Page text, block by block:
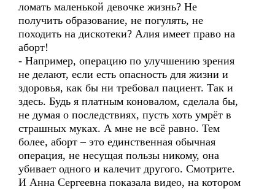
ломать маленькой девочке жизнь? Не
получить образование, не погулять, не
походить на дискотеки? Алия имеет право на
аборт!
- Например, операцию по улучшению зрения
не делают, если есть опасность для жизни и
здоровья, как бы ни требовал пациент. Так и
здесь. Будь я платным коновалом, сделала бы,
не думая о последствиях, пусть хоть умрёт в
страшных муках. А мне не всё равно. Тем
более, аборт – это единственная обычная
операция, не несущая пользы никому, она
убивает одного и калечит другого. Смотрите.
И Анна Сергеевна показала видео, на котором